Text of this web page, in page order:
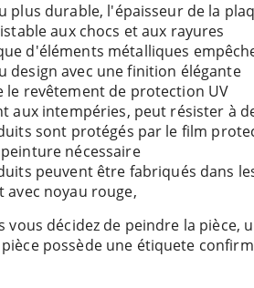
plus durable, l'épaisseur de la
aux chocs et aux rayures
d'éléments métalliques
design avec une finition élégante
le revêtement de protection UV
aux intempéries, peut résister à
sont protégés par le film
nécessaire
peuvent être fabriqués dans
avec noyau rouge,
vous décidez de peindre la
pièce possède une étiquete